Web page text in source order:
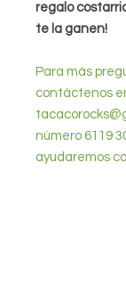
regalo
te la ganen!
Para más
contáctenos
número 6119
ayudaremos